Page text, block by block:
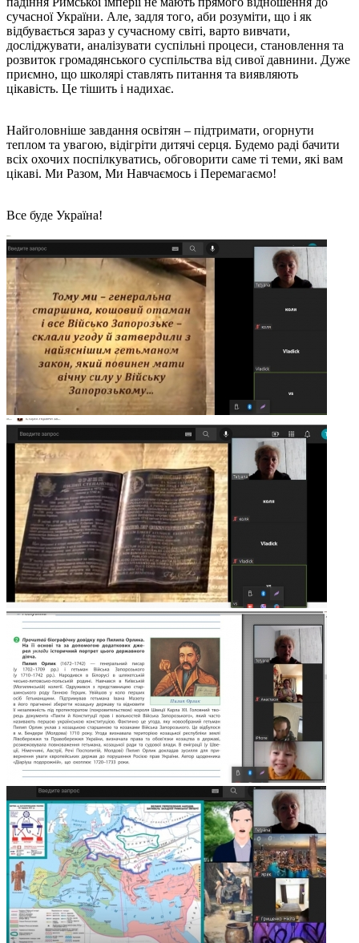
сучасної України. Але, задля того, аби розуміти, що і як
відбувається зараз у сучасному світі, варто вивчати,
досліджувати, аналізувати суспільні процеси, становлення та
розвиток громадянського суспільства від сивої давнини. Дуже
приємно, що школярі ставлять питання та виявляють
цікавість. Це тішить і надихає.
Найголовніше завдання освітян – підтримати, огорнути
теплом та увагою, відігріти дитячі серця. Будемо раді бачити
всіх охочих поспілкуватись, обговорити саме ті теми, які вам
цікаві. Ми Разом, Ми Навчаємось і Перемагаємо!
Все буде Україна!